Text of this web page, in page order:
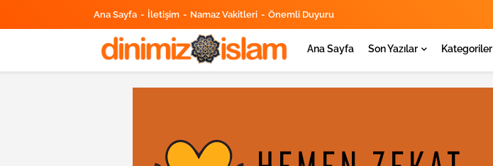
Ana Sayfa İletişim Namaz Vakitleri Önemli Duyuru
Ana Sayfa Son Yazılar Kategoriler